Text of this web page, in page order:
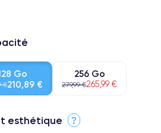
Go
€210,89 €
256 Go
279,99 €265,99 €
esthétique ?